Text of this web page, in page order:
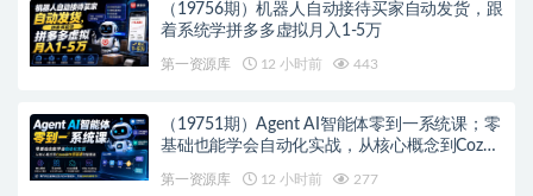
（19756期）机器人自动接待买家自动发货，跟
着系统学拼多多虚拟月入1-5万
第一资源库 12 小时前 443
（19751期）Agent AI智能体零到一系统课；零
基础也能学会自动化实战，从核心概念到Coze
第一资源库 12 小时前 277